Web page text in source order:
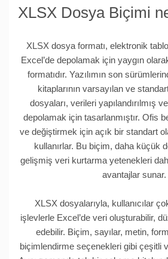
XLSX Dosya Biçimi
XLSX dosya formatı, elektronik
Excel’de depolamak için yaygın
formatıdır. Yazılımın son
kitaplarının varsayılan ve
dosyaları, verileri yapılandırılmış
depolamak için tasarlanmıştır. Ofis
ve değiştirmek için açık bir standart
kullanırlar. Bu biçim, daha küçük
gelişmiş veri kurtarma yetenekleri
avantajlar sunar.
XLSX dosyalarıyla, kullanıcılar
işlevlerle Excel’de veri oluşturabilir,
edebilir. Biçim, sayılar, metin,
biçimlendirme seçenekleri gibi çeşitli